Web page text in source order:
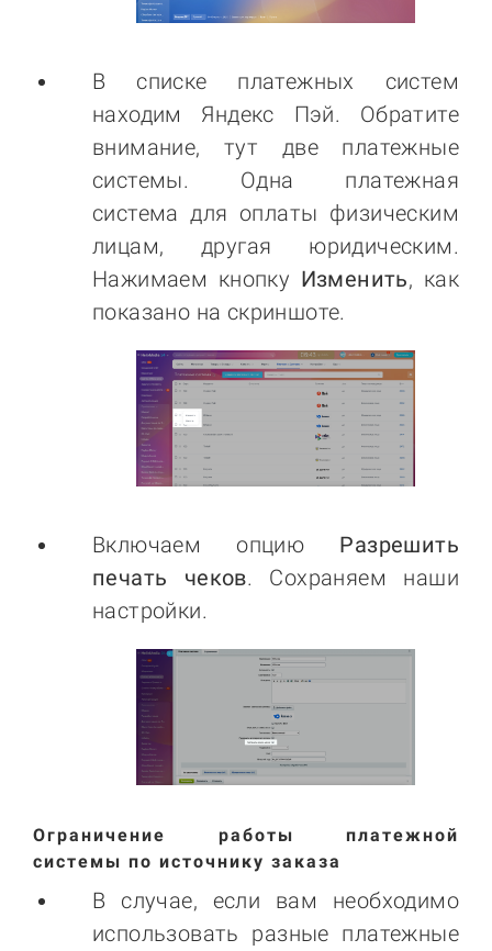
В списке платежных систем
находим Яндекс Пэй. Обратите
внимание, тут две платежные
системы. Одна платежная
система для оплаты физическим
лицам, другая юридическим.
Нажимаем кнопку Изменить, как
показано на скриншоте.
Включаем опцию Разрешить
печать чеков. Сохраняем наши
настройки.
Ограничение работы платежной
системы по источнику заказа
В случае, если вам необходимо
использовать разные платежные